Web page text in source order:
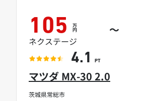
茨城県常総市
マツダ MX-30 2.0
105 万
円 ～
ネクステージ
4.1 PT